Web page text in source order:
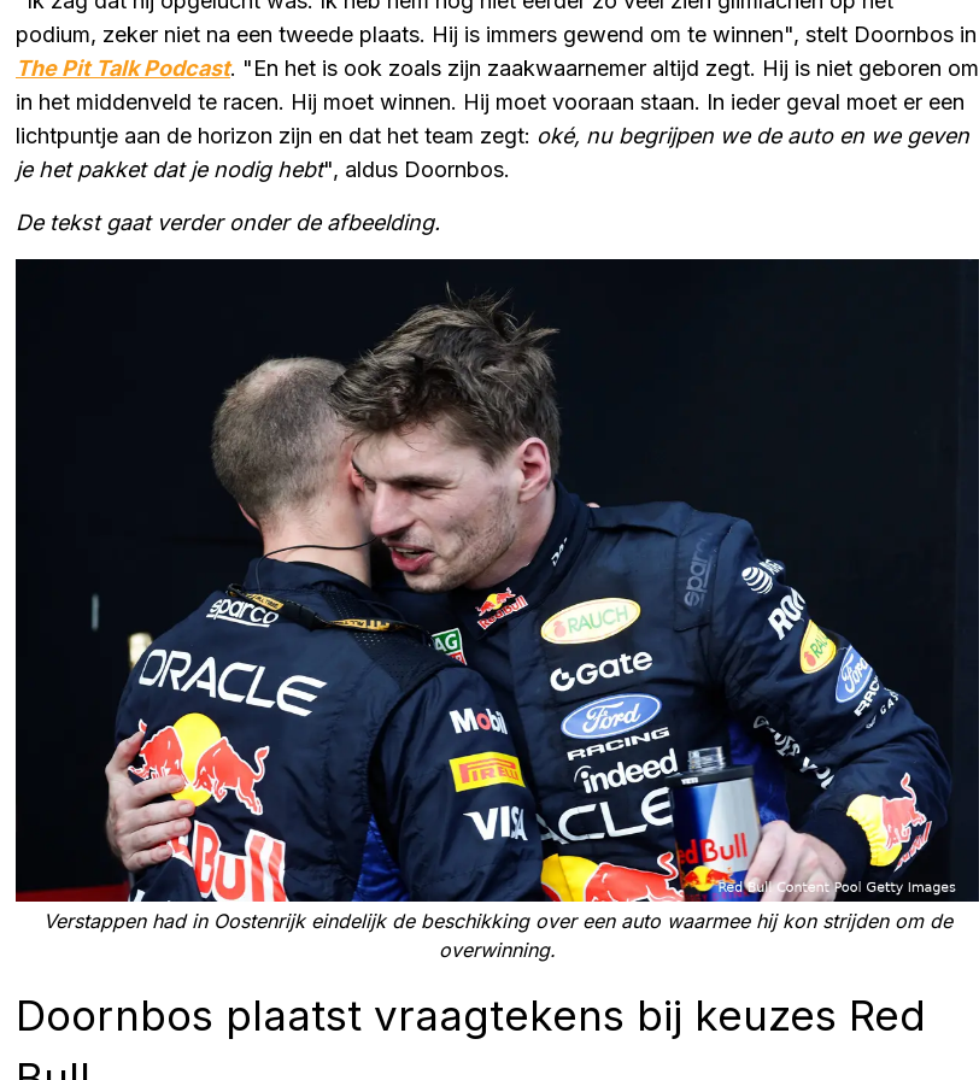
podium, zeker niet na een tweede plaats. Hij is immers gewend om te winnen", stelt Doornbos in
The Pit Talk Podcast. "En het is ook zoals zijn zaakwaarnemer altijd zegt. Hij is niet geboren om
in het middenveld te racen. Hij moet winnen. Hij moet vooraan staan. In ieder geval moet er een
lichtpuntje aan de horizon zijn en dat het team zegt: oké, nu begrijpen we de auto en we geven
je het pakket dat je nodig hebt", aldus Doornbos.
De tekst gaat verder onder de afbeelding.
Verstappen had in Oostenrijk eindelijk de beschikking over een auto waarmee hij kon strijden om de
overwinning.
Doornbos plaatst vraagtekens bij keuzes Red